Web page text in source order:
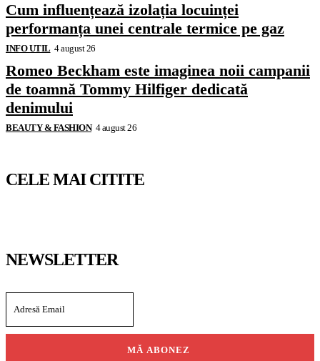
Cum influențează izolația locuinței
performanța unei centrale termice pe gaz
INFO UTIL 4 august 26
Romeo Beckham este imaginea noii campanii
de toamnă Tommy Hilfiger dedicată
denimului
BEAUTY & FASHION 4 august 26
CELE MAI CITITE
NEWSLETTER
MĂ ABONEZ